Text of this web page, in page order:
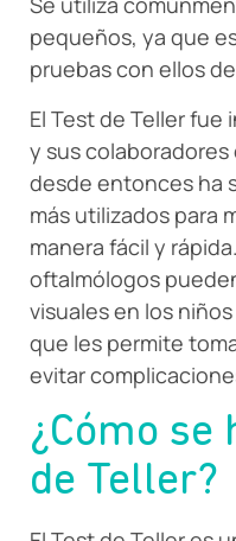
pequeños, ya que
pruebas con ellos
El Test de Teller fue
y sus colaboradores
desde entonces ha
más utilizados para
manera fácil y
oftalmólogos
visuales en los
que les permite
evitar
¿Cómo se
de Teller?